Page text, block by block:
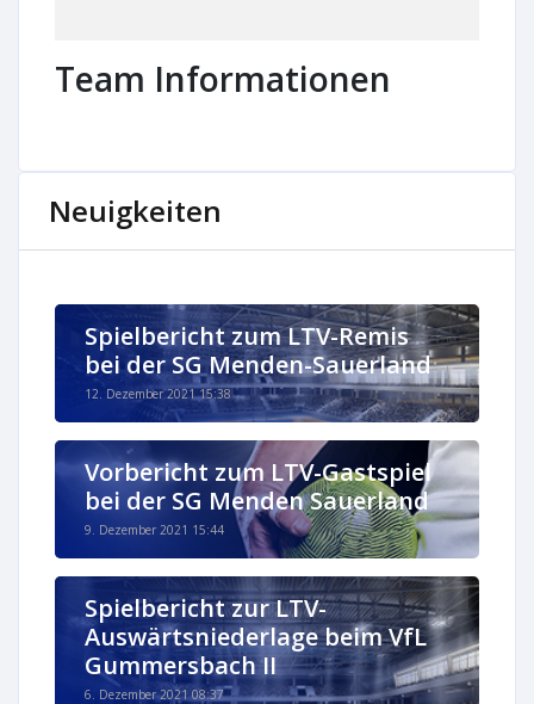
Team Informationen
Neuigkeiten
Spielbericht zum LTV-Remis
bei der SG Menden-Sauerland
12. Dezember 2021 15:38
Vorbericht zum LTV-Gastspiel
bei der SG Menden Sauerland
9. Dezember 2021 15:44
Spielbericht zur LTV-
Auswärtsniederlage beim VfL
Gummersbach II
6. Dezember 2021 08:37